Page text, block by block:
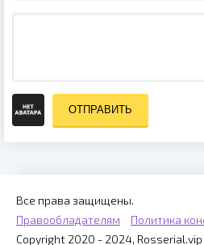
ОТПРАВИТЬ
Все права защищены.
Правообладателям
Политика
Copyright 2020 - 2024, Rosserial.vip